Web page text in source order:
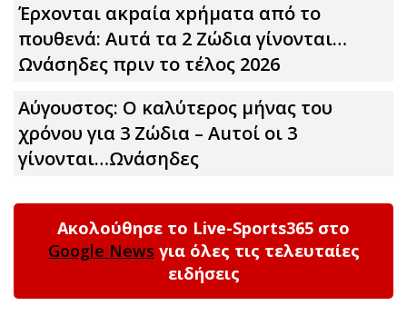
Έρxoνται ακpαία xpήματα από το
πουθενά: Αuτά τα 2 Zώδια γίνονται…
Ωνάσηδες πριν το τέλος 2026
Αύγουστος: Ο καλύτερος μήνας του
χρόνου για 3 Zώδια – Αuτοί οι 3
γίνονται…Ωνάσηδες
Ακολούθησε το Live-Sports365 στο
Google News για όλες τις τελευταίες
ειδήσεις